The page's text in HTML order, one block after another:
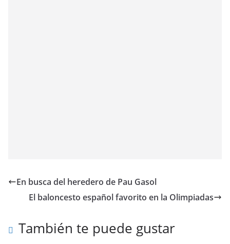
En busca del heredero de Pau Gasol
El baloncesto español favorito en la Olimpiadas
También te puede gustar